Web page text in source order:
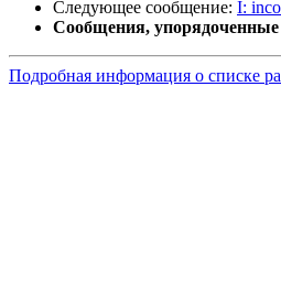
Следующее сообщение: I:
Сообщения, упорядоченные
Подробная информация о списке